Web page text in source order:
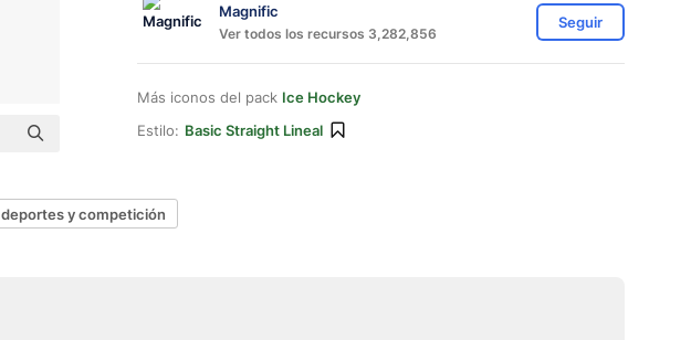
Magnific
Ver todos los recursos 3,282,856
Seguir
Más iconos del pack Ice Hockey
Estilo: Basic Straight Lineal
deportes y competición